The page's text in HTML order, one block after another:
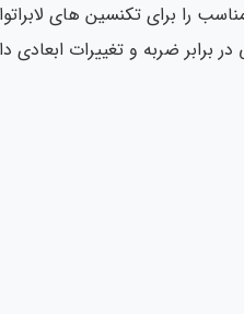
امکان کار مناسب را برای تکنسین
ضربه و تغییرات ابعادی